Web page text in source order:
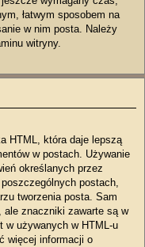
łatwym sposobem na
w nim posta. Należy
witryny.
HTML, która daje lepszą
w postach. Używanie
określanych przez
postach,
tworzenia posta. Sam
ale znaczniki zawarte są w
w używanych w HTML-u
więcej informacji o